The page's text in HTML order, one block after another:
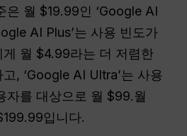
은 월 $19.99인 ‘Google AI
AI Plus’는 사용 빈도가
게 월 $4.99라는 더 저렴한
, ‘Google AI Ultra’는 사용
자를 대상으로 월 $99.월
입니다.